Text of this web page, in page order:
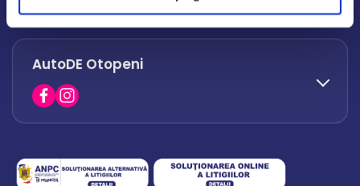
office.afumati@autode.ro
0730 063 852
0730 063 851
AutoDE Otopeni